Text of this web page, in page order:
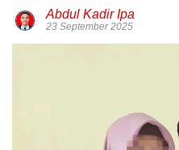
Abdul Kadir Ipa
23 September 2025